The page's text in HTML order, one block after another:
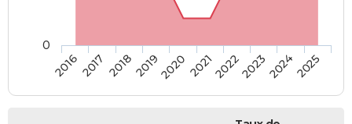
20162017 20182019202020212022202320242025
0